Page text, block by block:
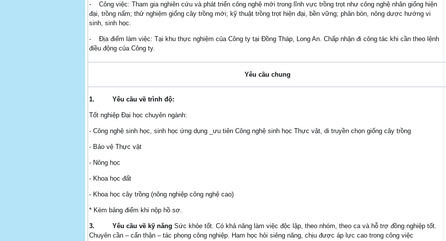
- Công việc: Tham gia nghiên cứu và phát triển công nghệ mới trong lĩnh vực trồng trọt như công nghệ nhân giống hiện
đại, trồng nấm; thử nghiệm giống cây trồng mới; kỹ thuật trồng trọt hiện đại, bền vững; phân bón, nông dược hướng vi
sinh, sinh học.
- Địa điểm làm việc: Tại khu thực nghiệm của Công ty tại Đồng Tháp, Long An. Chấp nhận đi công tác khi cần theo lệnh
điều động của Công ty.
Yêu cầu chung
1. Yêu cầu về trình độ:
Tốt nghiệp Đại học chuyên ngành:
- Công nghệ sinh học, sinh học ứng dụng _ưu tiên Công nghệ sinh học Thực vật, di truyền chọn giống cây trồng
- Bảo vệ Thực vật
- Nông học
- Khoa học đất
- Khoa học cây trồng (nông nghiệp công nghệ cao)
* Kèm bảng điểm khi nộp hồ sơ.
3. Yêu cầu về kỹ năng Sức khỏe tốt. Có khả năng làm việc độc lập, theo nhóm, theo ca và hỗ trợ đồng nghiệp tốt.
Chuyên cần – cẩn thận – tác phong công nghiệp. Ham học hỏi siêng năng, chịu được áp lực cao trong công việc